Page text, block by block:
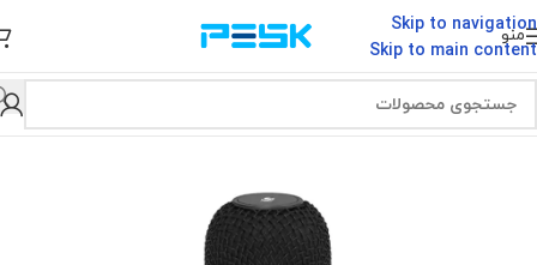
Skip to navigation
Skip to main content
منو